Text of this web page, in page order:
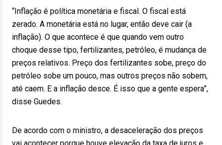
“Inflação é política monetária e fiscal. O fiscal está
zerado. A monetária está no lugar, então deve cair (a
inflação). O que acontece é que quando vem outro
choque desse tipo, fertilizantes, petróleo, é mudança de
preços relativos. Preço dos fertilizantes sobe, preço do
petróleo sobe um pouco, mas outros preços não sobem,
até caem. E a inflação desce. É isso que a gente espera”,
disse Guedes.
De acordo com o ministro, a desaceleração dos preços